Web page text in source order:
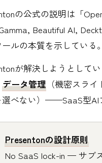
の公式の説明は「
Beautiful AI,
ルの本質を示している。
が解決しようとしてい
データ管理 （機密スラ
べない）——SaaS型AI
Presentonの設計原則
No SaaS lock-in — サブ